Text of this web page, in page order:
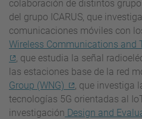
colaboración de distintos
del grupo ICARUS, que
comunicaciones móviles con
Wireless Communications and
, que estudia la señal
las estaciones base de la red
Group (WNG)
, que investiga
tecnologías 5G orientadas al
investigación Design and